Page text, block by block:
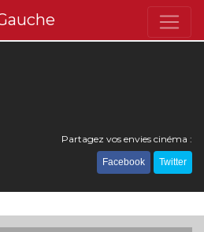
Partagez vos envies cinéma :
Facebook Twitter